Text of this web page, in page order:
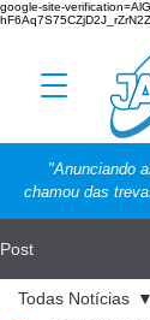
google-site-
"Anunciando
chamou das
Post
Todas Notícias